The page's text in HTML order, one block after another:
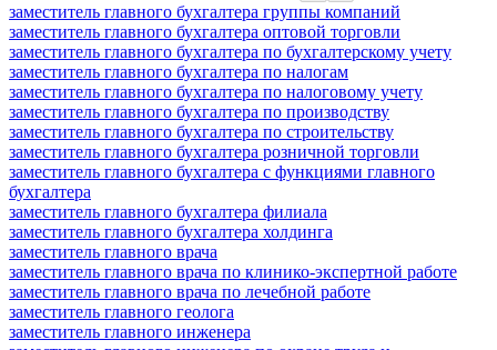
заместитель главного бухгалтера группы компаний
заместитель главного бухгалтера оптовой торговли
заместитель главного бухгалтера по бухгалтерскому учету
заместитель главного бухгалтера по налогам
заместитель главного бухгалтера по налоговому учету
заместитель главного бухгалтера по производству
заместитель главного бухгалтера по строительству
заместитель главного бухгалтера розничной торговли
заместитель главного бухгалтера с функциями главного
бухгалтера
заместитель главного бухгалтера филиала
заместитель главного бухгалтера холдинга
заместитель главного врача
заместитель главного врача по клинико-экспертной работе
заместитель главного врача по лечебной работе
заместитель главного геолога
заместитель главного инженера